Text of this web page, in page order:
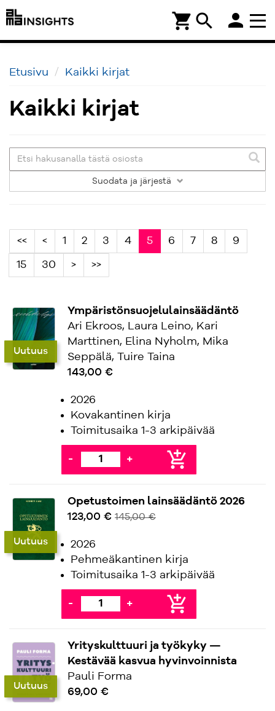
search
shopping_cart person
Etusivu Kaikki kirjat
Kaikki kirjat
Suodata ja järjestä
<< < 1 2 3 4 5 6 7 8 9
15 30 > >>
Uutuus
Ympäristönsuojelulainsäädäntö
Ari Ekroos, Laura Leino, Kari
Marttinen, Elina Nyholm, Mika
Seppälä, Tuire Taina
143,00 €
2026
Kovakantinen kirja
Toimitusaika 1-3 arkipäivää
- + add_shopping_cart
Uutuus
Opetustoimen lainsäädäntö 2026
123,00 € 145,00 €
2026
Pehmeäkantinen kirja
Toimitusaika 1-3 arkipäivää
- + add_shopping_cart
Uutuus
Yrityskulttuuri ja työkyky —
Kestävää kasvua hyvinvoinnista
Pauli Forma
69,00 €